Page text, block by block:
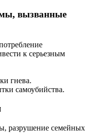
вызванные
к серьезным
гнева.
самоубийства.
разрушение семейных